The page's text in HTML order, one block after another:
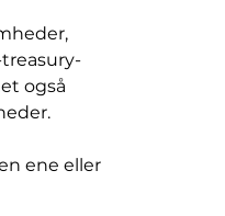
også
ene eller